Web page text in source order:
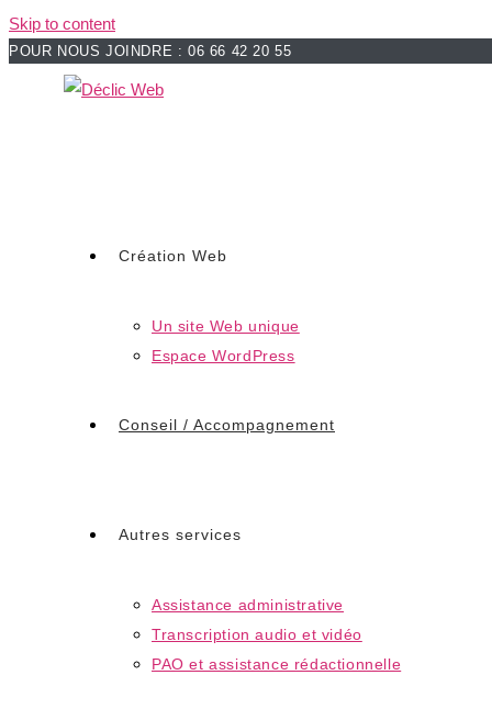
Skip to content
POUR NOUS JOINDRE : 06 66 42 20 55
Création Web
Un site Web unique
Espace WordPress
Conseil / Accompagnement
Autres services
Assistance administrative
Transcription audio et vidéo
PAO et assistance rédactionnelle